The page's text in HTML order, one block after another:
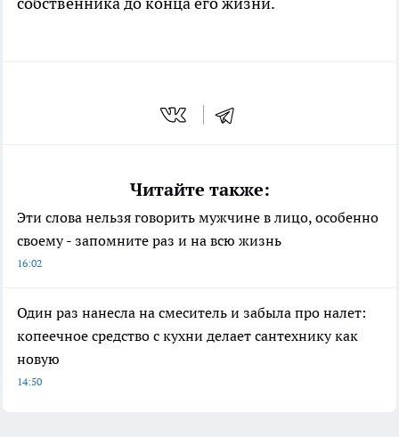
Читайте также:
Эти слова нельзя говорить мужчине в лицо, особенно
своему - запомните раз и на всю жизнь
16:02
Один раз нанесла на смеситель и забыла про налет:
копеечное средство с кухни делает сантехнику как
новую
14:50